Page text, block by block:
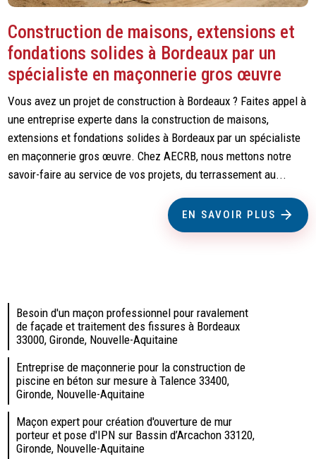
Construction de maisons, extensions et
fondations solides à Bordeaux par un
spécialiste en maçonnerie gros œuvre
Vous avez un projet de construction à Bordeaux ? Faites appel à
une entreprise experte dans la construction de maisons,
extensions et fondations solides à Bordeaux par un spécialiste
en maçonnerie gros œuvre. Chez AECRB, nous mettons notre
savoir-faire au service de vos projets, du terrassement au...
EN SAVOIR PLUS
Besoin d'un maçon professionnel pour ravalement
de façade et traitement des fissures à Bordeaux
33000, Gironde, Nouvelle-Aquitaine
Entreprise de maçonnerie pour la construction de
piscine en béton sur mesure à Talence 33400,
Gironde, Nouvelle-Aquitaine
Maçon expert pour création d'ouverture de mur
porteur et pose d'IPN sur Bassin d’Arcachon 33120,
Gironde, Nouvelle-Aquitaine